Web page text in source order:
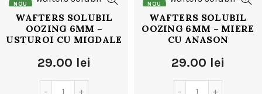
NOU
WAFTERS SOLUBIL
OOZING 6MM –
USTUROI CU MIGDALE
29.00 lei
NOU
WAFTERS SOLUBIL
OOZING 6MM – MIERE
CU ANASON
29.00 lei